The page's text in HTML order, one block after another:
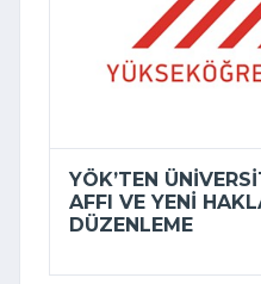
YÖK’TEN
AFFI VE YENI
DÜZENLEME